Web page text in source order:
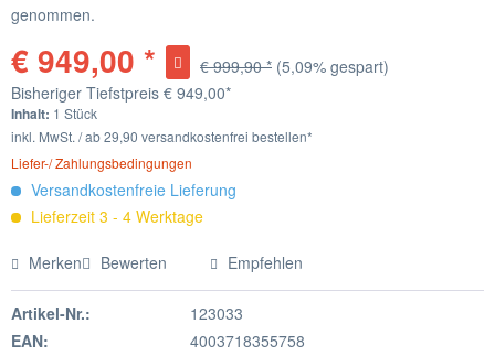
genommen.
€ 949,00 * € 999,90 * (5,09% gespart)
Bisheriger Tiefstpreis € 949,00*
Inhalt: 1 Stück
inkl. MwSt. / ab 29,90 versandkostenfrei bestellen*
Liefer-/ Zahlungsbedingungen
Versandkostenfreie Lieferung
Lieferzeit 3 - 4 Werktage
Merken Bewerten Empfehlen
Artikel-Nr.:
123033
EAN:
4003718355758